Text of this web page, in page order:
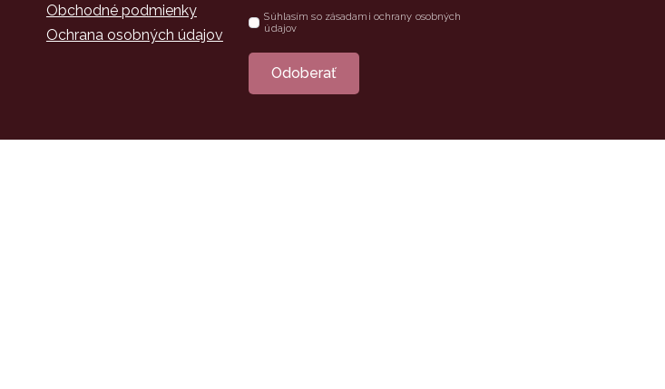
Obchodné podmienky
Ochrana osobných údajov
Súhlas
*
Súhlasím so zásadami ochrany osobných
údajov
Odoberať